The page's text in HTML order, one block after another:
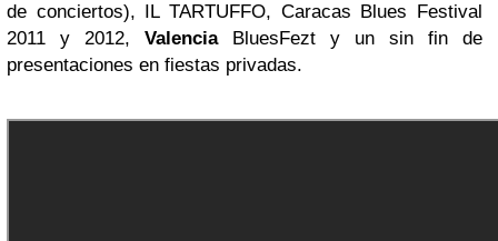
de conciertos), IL TARTUFFO, Caracas Blues Festival
2011 y 2012, ValenciaBluesFezt y un sin fin de
presentaciones en fiestas privadas.